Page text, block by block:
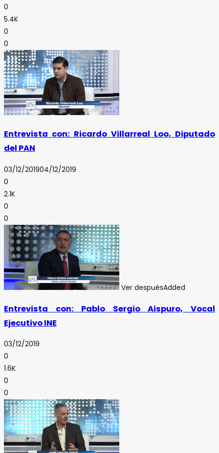
0
5.4K
0
0
Entrevista con: Ricardo Villarreal Loo, Diputado
del PAN
03/12/201904/12/2019
0
2.1K
0
0
Ver despuésAdded
Entrevista con: Pablo Sergio Aispuro, Vocal
Ejecutivo INE
03/12/2019
0
1.6K
0
0